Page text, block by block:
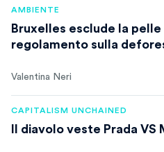
AMBIENTE
Bruxelles esclude la pelle
regolamento sulla
Valentina Neri
CAPITALISM UNCHAINED
Il diavolo veste Prada VS